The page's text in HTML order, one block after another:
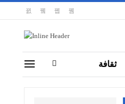
ثقافة